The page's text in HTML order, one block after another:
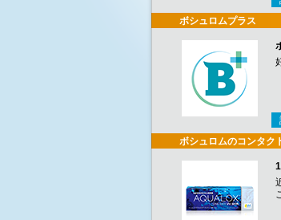
ボシュロムプラス
ボシュロムのコンタク